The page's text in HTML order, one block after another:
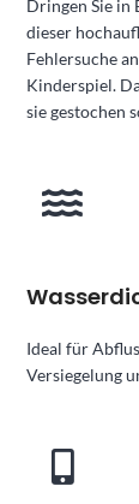
Dringen Sie in
dieser
Fehlersuche
Kinderspiel.
sie gestochen
Ideal für
Versiegelung